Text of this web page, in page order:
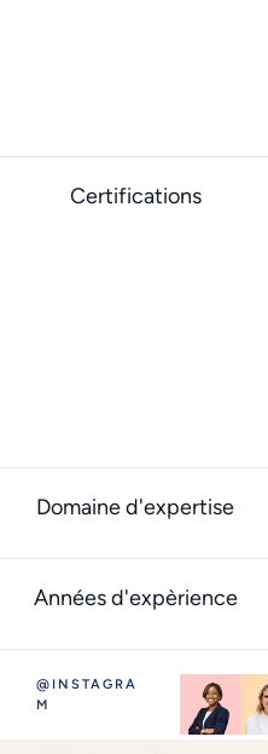
Certifications
Domaine d'expertise
Années d'expèrience
@INSTAGRA
M